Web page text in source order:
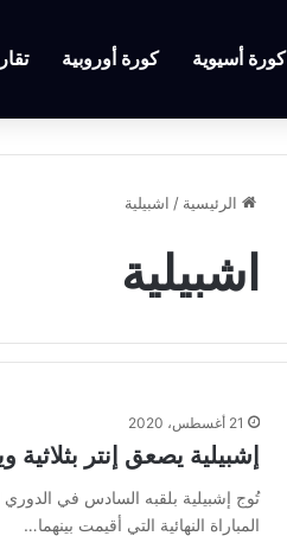
كورة أسيوية كورة أوروبية
الرئيسية / اشبيلية
اشبيلية
21 أغسطس، 2020
إشبيلية يصعق إنتر
المباراة النهائية التي أقيمت بينهما…